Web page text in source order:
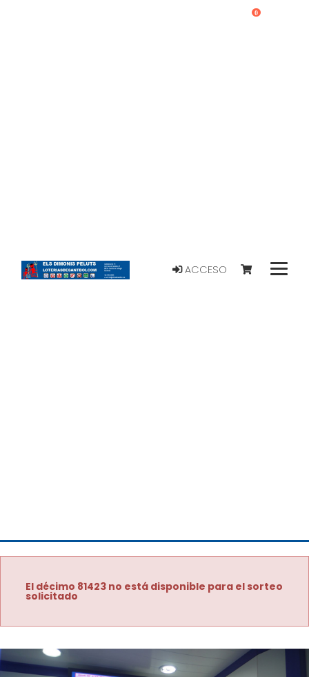
ACCESO
0
El décimo 81423 no está disponible para el sorteo
solicitado